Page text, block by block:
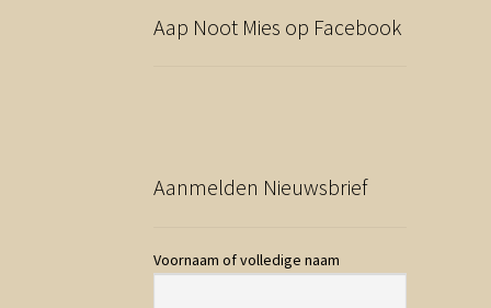
Aap Noot Mies op Facebook
Aanmelden Nieuwsbrief
Voornaam of volledige naam